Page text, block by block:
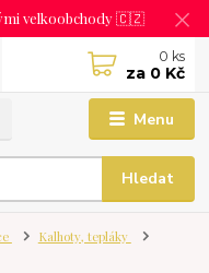
velkoobchody 🇨🇿
Menu
Hledat
0 ks
za 0 Kč
Kalhoty, tepláky